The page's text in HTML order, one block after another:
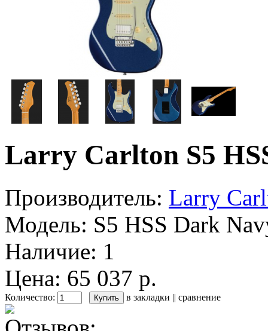
Larry Carlton S5
Производитель: Larry
Модель: S5 HSS Dark
Наличие: 1
Цена: 65 037 р.
Количество: в закладки || сравнение